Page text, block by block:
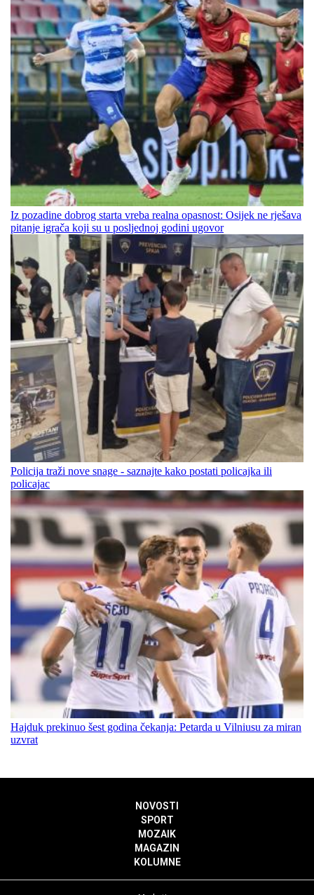
Iz pozadine dobrog starta vreba realna opasnost: Osijek ne rješava
pitanje igrača koji su u posljednoj godini ugovor
Policija traži nove snage - saznajte kako postati policajka ili
policajac
Hajduk prekinuo šest godina čekanja: Petarda u Vilniusu za miran
uzvrat
NOVOSTI
SPORT
MOZAIK
MAGAZIN
KOLUMNE